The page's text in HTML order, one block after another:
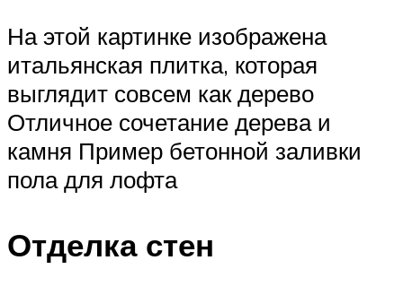
На этой картинке изображена
итальянская плитка, которая
выглядит совсем как дерево
Отличное сочетание дерева и
камня Пример бетонной заливки
пола для лофта
Отделка стен